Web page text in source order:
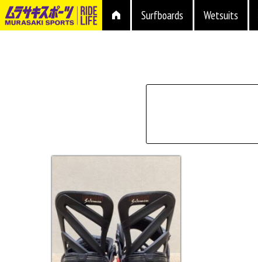
Surfboards Wetsuits
シェイプ
長さ
価格
上限
在庫店舗